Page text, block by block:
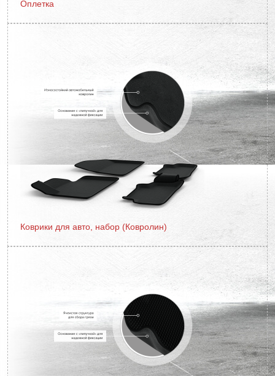
Оплетка
Коврики для авто, набор (Ковролин)